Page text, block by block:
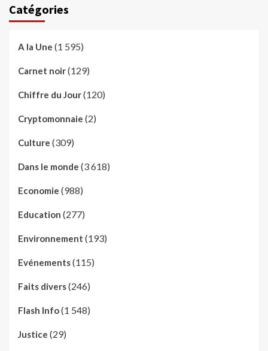
Catégories
A la Une (1 595)
Carnet noir(129)
Chiffre du Jour(120)
Cryptomonnaie (2)
Culture (309)
Dans le monde (3 618)
Economie (988)
Education (277)
Environnement (193)
Evénements(115)
Faits divers(246)
Flash Info(1 548)
Justice (29)